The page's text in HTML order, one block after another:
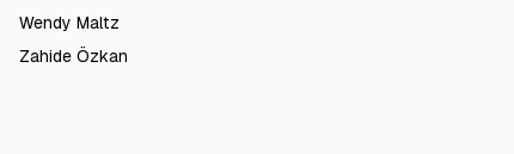
Wendy Maltz
Zahide Özkan